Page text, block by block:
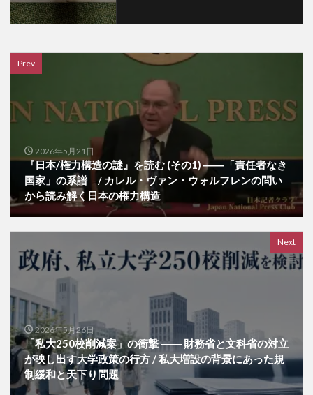
Prev
2026年5月21日
『日本/権力構造の謎』を読む (その1) ――「責任者なき
国家」の系譜 / カレル・ヴァン・ウォルフレンの問い
から読み解く日本の権力構造
Next
2026年5月26日
「私大250校削減案」の衝撃 ―― 財務省と文科省の対立
が映し出す大学政策の行方 / 私大増設の背景にあった規
制緩和と天下り問題